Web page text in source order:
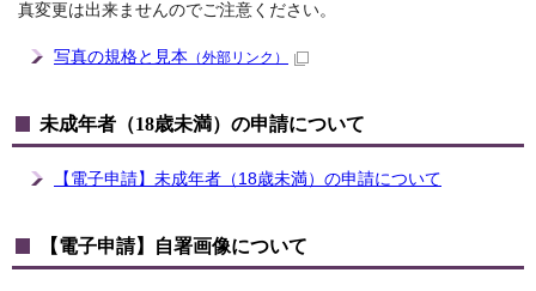
真変更は出来ませんのでご注意ください。
写真の規格と見本 （外部リンク）
未成年者（18歳未満）の申請について
【電子申請】未成年者（18歳未満）の申請について
【電子申請】自署画像について